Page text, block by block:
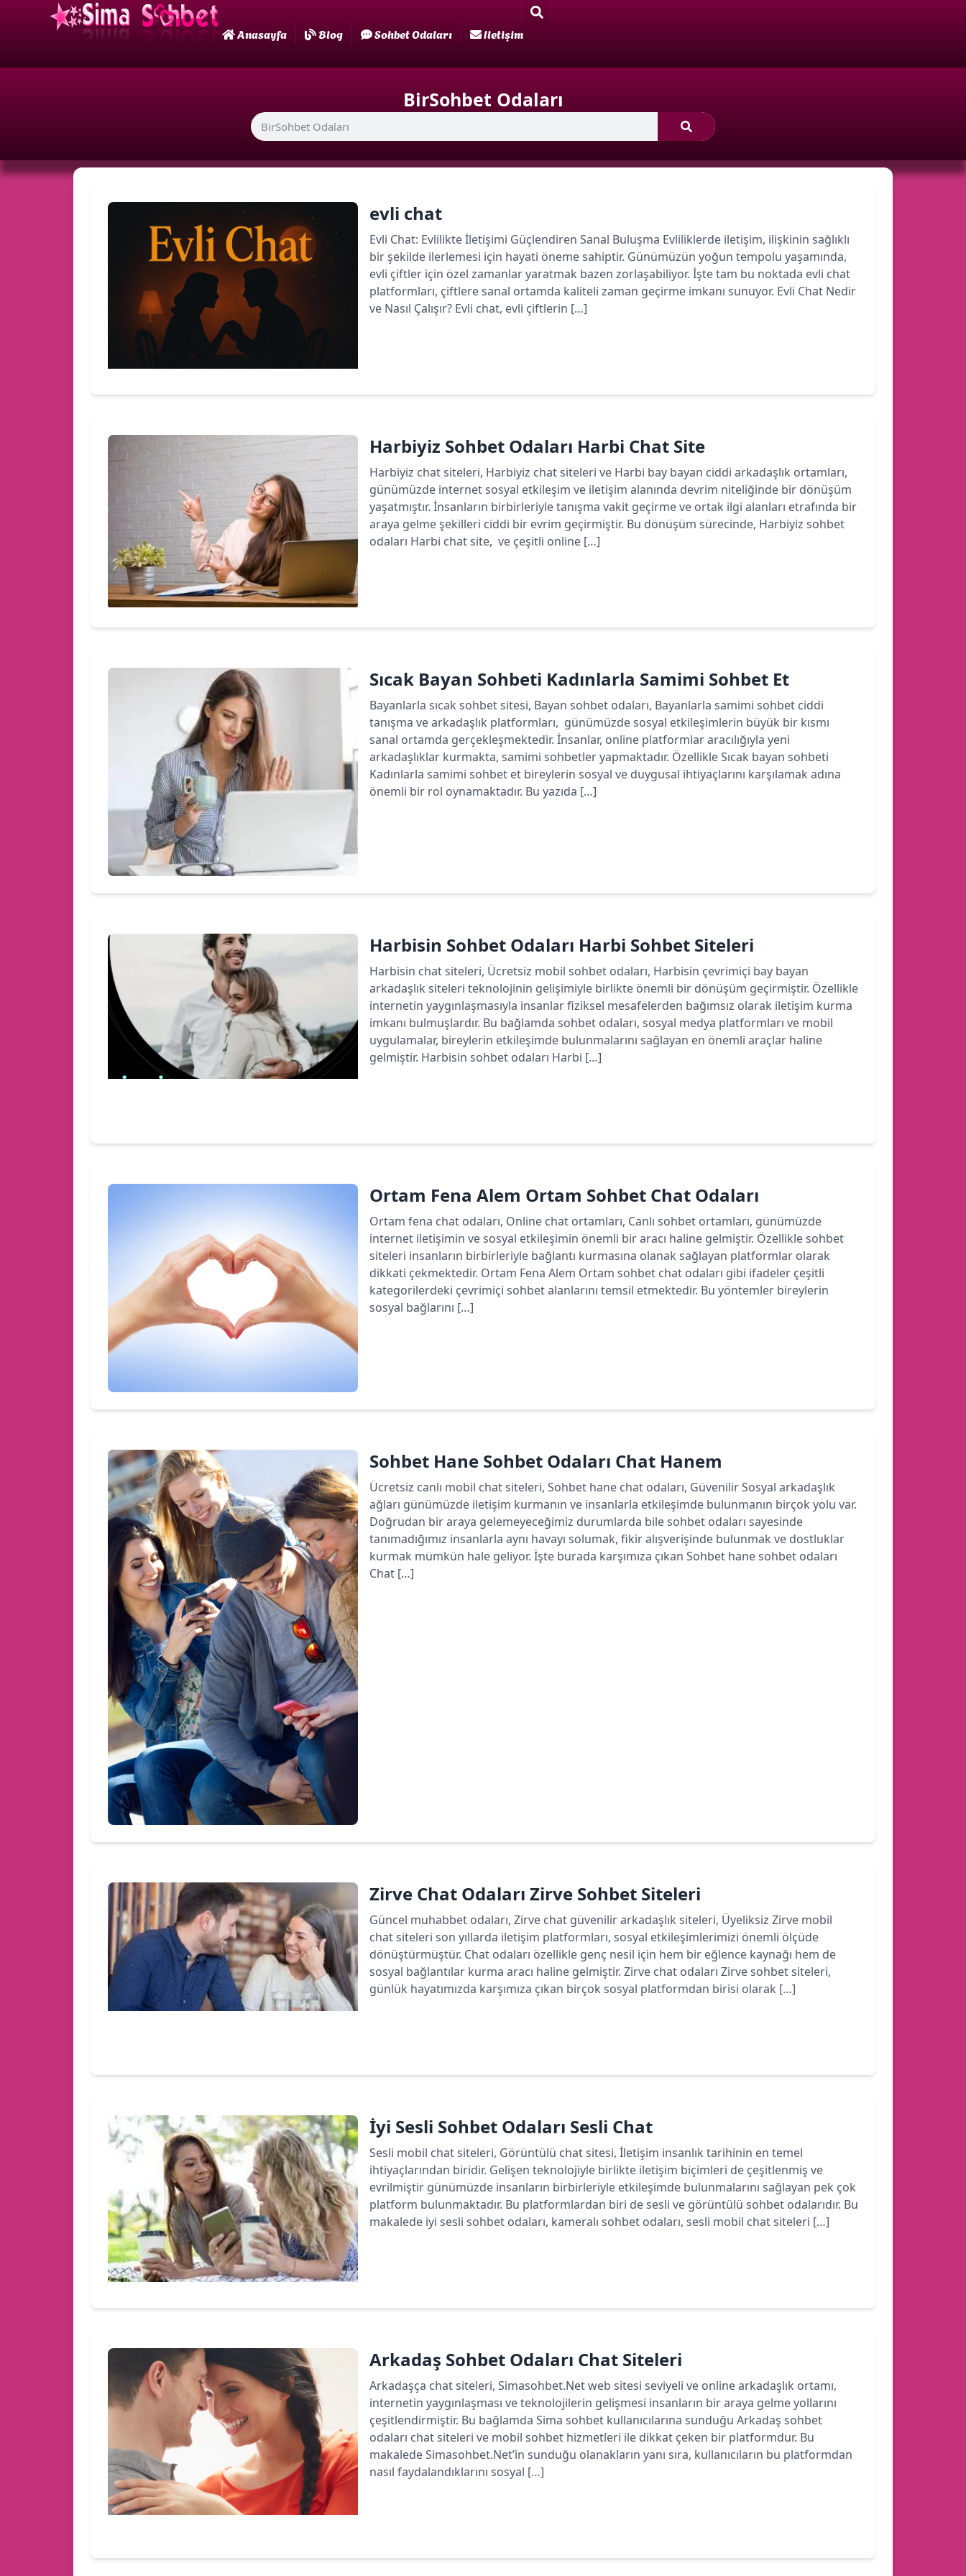
Anasayfa Blog Sohbet Odaları Iletişim
BirSohbet Odaları
evli chat
Evli Chat: Evlilikte İletişimi Güçlendiren Sanal Buluşma Evliliklerde iletişim, ilişkinin sağlıklı
bir şekilde ilerlemesi için hayati öneme sahiptir. Günümüzün yoğun tempolu yaşamında,
evli çiftler için özel zamanlar yaratmak bazen zorlaşabiliyor. İşte tam bu noktada evli chat
platformları, çiftlere sanal ortamda kaliteli zaman geçirme imkanı sunuyor. Evli Chat Nedir
ve Nasıl Çalışır? Evli chat, evli çiftlerin […]
Harbiyiz Sohbet Odaları Harbi Chat Site
Harbiyiz chat siteleri, Harbiyiz chat siteleri ve Harbi bay bayan ciddi arkadaşlık ortamları,
günümüzde internet sosyal etkileşim ve iletişim alanında devrim niteliğinde bir dönüşüm
yaşatmıştır. İnsanların birbirleriyle tanışma vakit geçirme ve ortak ilgi alanları etrafında bir
araya gelme şekilleri ciddi bir evrim geçirmiştir. Bu dönüşüm sürecinde, Harbiyiz sohbet
odaları Harbi chat site, ve çeşitli online […]
Sıcak Bayan Sohbeti Kadınlarla Samimi Sohbet Et
Bayanlarla sıcak sohbet sitesi, Bayan sohbet odaları, Bayanlarla samimi sohbet ciddi
tanışma ve arkadaşlık platformları, günümüzde sosyal etkileşimlerin büyük bir kısmı
sanal ortamda gerçekleşmektedir. İnsanlar, online platformlar aracılığıyla yeni
arkadaşlıklar kurmakta, samimi sohbetler yapmaktadır. Özellikle Sıcak bayan sohbeti
Kadınlarla samimi sohbet et bireylerin sosyal ve duygusal ihtiyaçlarını karşılamak adına
önemli bir rol oynamaktadır. Bu yazıda […]
Harbisin Sohbet Odaları Harbi Sohbet Siteleri
Harbisin chat siteleri, Ücretsiz mobil sohbet odaları, Harbisin çevrimiçi bay bayan
arkadaşlık siteleri teknolojinin gelişimiyle birlikte önemli bir dönüşüm geçirmiştir. Özellikle
internetin yaygınlaşmasıyla insanlar fiziksel mesafelerden bağımsız olarak iletişim kurma
imkanı bulmuşlardır. Bu bağlamda sohbet odaları, sosyal medya platformları ve mobil
uygulamalar, bireylerin etkileşimde bulunmalarını sağlayan en önemli araçlar haline
gelmiştir. Harbisin sohbet odaları Harbi […]
Ortam Fena Alem Ortam Sohbet Chat Odaları
Ortam fena chat odaları, Online chat ortamları, Canlı sohbet ortamları, günümüzde
internet iletişimin ve sosyal etkileşimin önemli bir aracı haline gelmiştir. Özellikle sohbet
siteleri insanların birbirleriyle bağlantı kurmasına olanak sağlayan platformlar olarak
dikkati çekmektedir. Ortam Fena Alem Ortam sohbet chat odaları gibi ifadeler çeşitli
kategorilerdeki çevrimiçi sohbet alanlarını temsil etmektedir. Bu yöntemler bireylerin
sosyal bağlarını […]
Sohbet Hane Sohbet Odaları Chat Hanem
Ücretsiz canlı mobil chat siteleri, Sohbet hane chat odaları, Güvenilir Sosyal arkadaşlık
ağları günümüzde iletişim kurmanın ve insanlarla etkileşimde bulunmanın birçok yolu var.
Doğrudan bir araya gelemeyeceğimiz durumlarda bile sohbet odaları sayesinde
tanımadığımız insanlarla aynı havayı solumak, fikir alışverişinde bulunmak ve dostluklar
kurmak mümkün hale geliyor. İşte burada karşımıza çıkan Sohbet hane sohbet odaları
Chat […]
Zirve Chat Odaları Zirve Sohbet Siteleri
Güncel muhabbet odaları, Zirve chat güvenilir arkadaşlık siteleri, Üyeliksiz Zirve mobil
chat siteleri son yıllarda iletişim platformları, sosyal etkileşimlerimizi önemli ölçüde
dönüştürmüştür. Chat odaları özellikle genç nesil için hem bir eğlence kaynağı hem de
sosyal bağlantılar kurma aracı haline gelmiştir. Zirve chat odaları Zirve sohbet siteleri,
günlük hayatımızda karşımıza çıkan birçok sosyal platformdan birisi olarak […]
İyi Sesli Sohbet Odaları Sesli Chat
Sesli mobil chat siteleri, Görüntülü chat sitesi, İletişim insanlık tarihinin en temel
ihtiyaçlarından biridir. Gelişen teknolojiyle birlikte iletişim biçimleri de çeşitlenmiş ve
evrilmiştir günümüzde insanların birbirleriyle etkileşimde bulunmalarını sağlayan pek çok
platform bulunmaktadır. Bu platformlardan biri de sesli ve görüntülü sohbet odalarıdır. Bu
makalede iyi sesli sohbet odaları, kameralı sohbet odaları, sesli mobil chat siteleri […]
Arkadaş Sohbet Odaları Chat Siteleri
Arkadaşça chat siteleri, Simasohbet.Net web sitesi seviyeli ve online arkadaşlık ortamı,
internetin yaygınlaşması ve teknolojilerin gelişmesi insanların bir araya gelme yollarını
çeşitlendirmiştir. Bu bağlamda Sima sohbet kullanıcılarına sunduğu Arkadaş sohbet
odaları chat siteleri ve mobil sohbet hizmetleri ile dikkat çeken bir platformdur. Bu
makalede Simasohbet.Net’in sunduğu olanakların yanı sıra, kullanıcıların bu platformdan
nasıl faydalandıklarını sosyal […]